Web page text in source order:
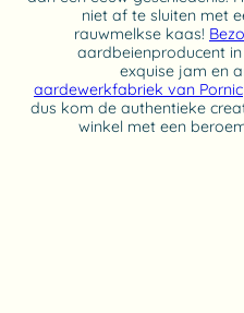
niet af te sluiten met
rauwmelkse kaas!
aardbeienproducent
exquise jam en
aardewerkfabriek van Pornic
dus kom de authentieke
winkel met een